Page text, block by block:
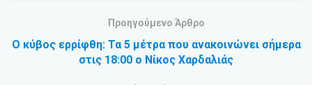
Προηγούμενο Άρθρο
Ο κύβος ερρίφθη: Τα 5 μέτρα που ανακοινώνει σήμερα
στις 18:00 ο Νίκος Χαρδαλιάς